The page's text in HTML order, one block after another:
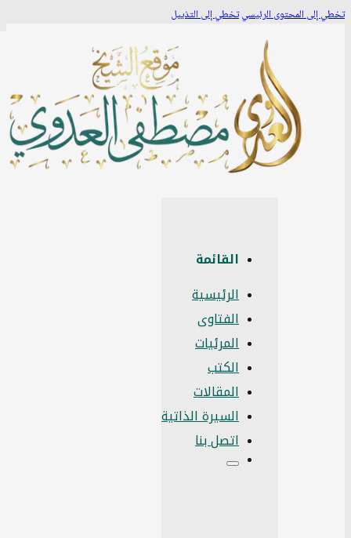
المحتوى الرئيسيتخطي إلى التذييل
القائمة
الرئيسية
الفتاوى
المرئيات
الكتب
المقالات
السيرة الذاتية
اتصل بنا